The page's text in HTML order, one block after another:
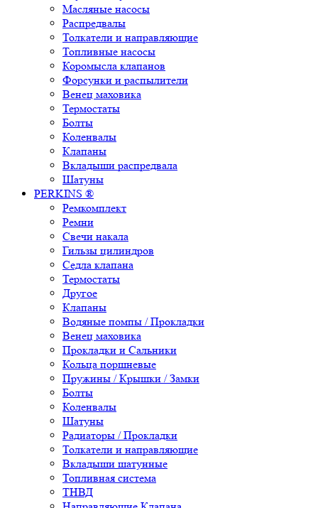
Масляные насосы
Распредвалы
Толкатели и направляющие
Топливные насосы
Коромысла клапанов
Форсунки и распылители
Венец маховика
Термостаты
Болты
Коленвалы
Клапаны
Вкладыши распредвала
Шатуны
PERKINS ®
Ремкомплект
Ремни
Свечи накала
Гильзы цилиндров
Седла клапана
Термостаты
Другое
Клапаны
Водяные помпы / Прокладки
Венец маховика
Прокладки и Сальники
Кольца поршневые
Пружины / Крышки / Замки
Болты
Коленвалы
Шатуны
Радиаторы / Прокладки
Толкатели и направляющие
Вкладыши шатунные
Топливная система
ТНВД